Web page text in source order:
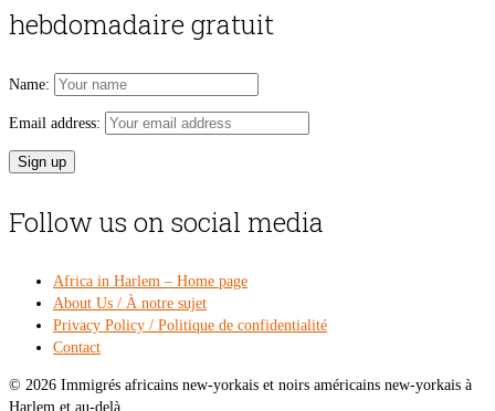
hebdomadaire gratuit
Name:
Email address:
Follow us on social media
Africa in Harlem – Home page
About Us / À notre sujet
Privacy Policy / Politique de confidentialité
Contact
© 2026 Immigrés africains new-yorkais et noirs américains new-yorkais à
Harlem et au-delà